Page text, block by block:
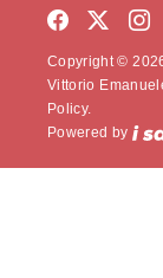
Copyright ©
Vittorio
Policy.
Powered by